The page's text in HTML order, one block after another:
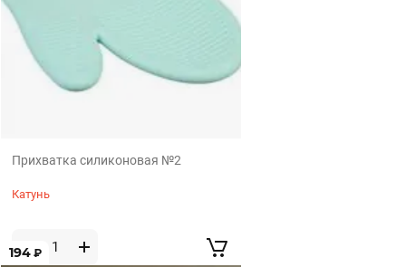
Прихватка силиконовая №2
Катунь
194 ₽